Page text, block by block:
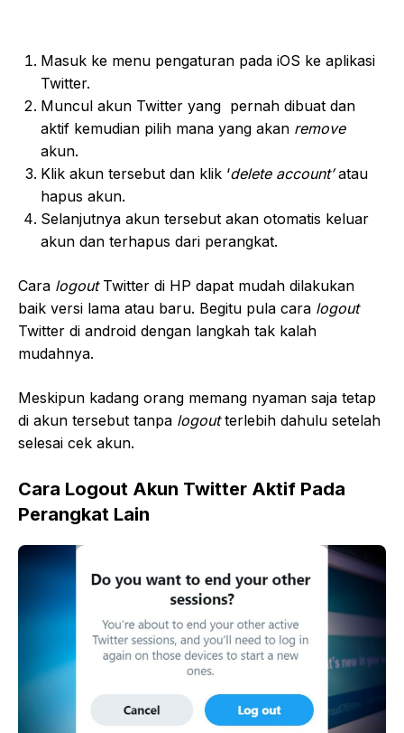
Masuk ke menu pengaturan pada iOS ke aplikasi
Twitter.
Muncul akun Twitter yang pernah dibuat dan
aktif kemudian pilih mana yang akan remove
akun.
Klik akun tersebut dan klik ‘delete account’atau
hapus akun.
Selanjutnya akun tersebut akan otomatis keluar
akun dan terhapus dari perangkat.
Cara logout Twitter di HP dapat mudah dilakukan
baik versi lama atau baru. Begitu pula cara logout
Twitter di android dengan langkah tak kalah
mudahnya.
Meskipun kadang orang memang nyaman saja tetap
di akun tersebut tanpa logoutterlebih dahulu setelah
selesai cek akun.
Cara Logout Akun Twitter Aktif Pada
Perangkat Lain